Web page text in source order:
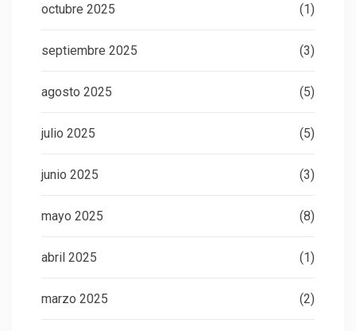
octubre 2025 (1)
septiembre 2025 (3)
agosto 2025 (5)
julio 2025 (5)
junio 2025 (3)
mayo 2025 (8)
abril 2025 (1)
marzo 2025 (2)